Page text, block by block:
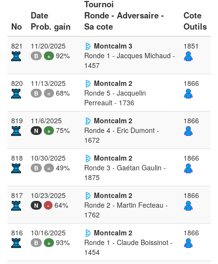
No
Date
Prob. gain
Tournoi
Ronde - Adversaire -
Sa cote
Cote
Outils
821 11/20/2025
B + 92%
Montcalm 3
Ronde 1 - Jacques Michaud -
1457
1851
820 11/13/2025
B = 68%
Montcalm 2
Ronde 5 - Jacquelin
Perreault - 1736
1866
819 11/6/2025
N + 75%
Montcalm 2
Ronde 4 - Eric Dumont -
1672
1866
818 10/30/2025
B = 49%
Montcalm 2
Ronde 3 - Gaétan Gaulin -
1875
1866
817 10/23/2025
N - 64%
Montcalm 2
Ronde 2 - Martin Fecteau -
1762
1866
816 10/16/2025
B + 93%
Montcalm 2
Ronde 1 - Claude Boissinot -
1454
1866